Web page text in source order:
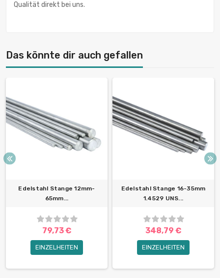
Qualität direkt bei uns.
Das könnte dir auch gefallen
Edelstahl Stange 12mm-
65mm...
79,73 €
EINZELHEITEN
Edelstahl Stange 16-35mm
1.4529 UNS...
348,79 €
EINZELHEITEN